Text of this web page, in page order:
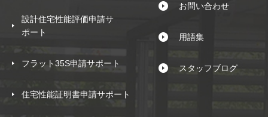
設計住宅性能評価申請サ
ポート
フラット35S申請サポート
住宅性能証明書申請サポート
お問い合わせ
用語集
スタッフブログ